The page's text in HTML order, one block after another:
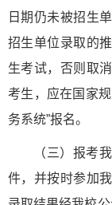
日期仍未被招生
招生单位录取的
生考试，否则取
考生，应在国家
务系统”报名。
（三）报考
件，并按时参加